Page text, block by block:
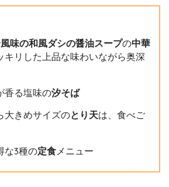
味の和風ダシの醤油スープの中華
キリした上品な味わいながら奥深
香る塩味の汐そば
大きめサイズのとり天は、食べご
な3種の定食メニュー